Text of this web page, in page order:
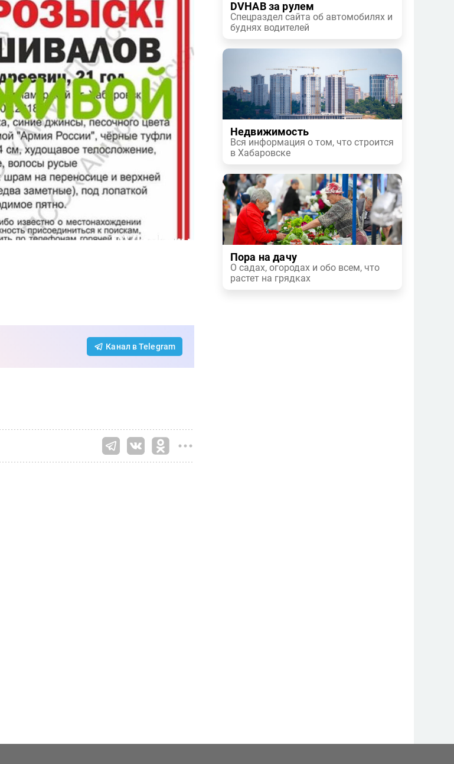
Канал в Telegram
DVHAB за рулем
Спецраздел сайта об автомобилях и
буднях водителей
Недвижимость
Вся информация о том, что строится
в Хабаровске
Пора на дачу
О садах, огородах и обо всем, что
растет на грядках